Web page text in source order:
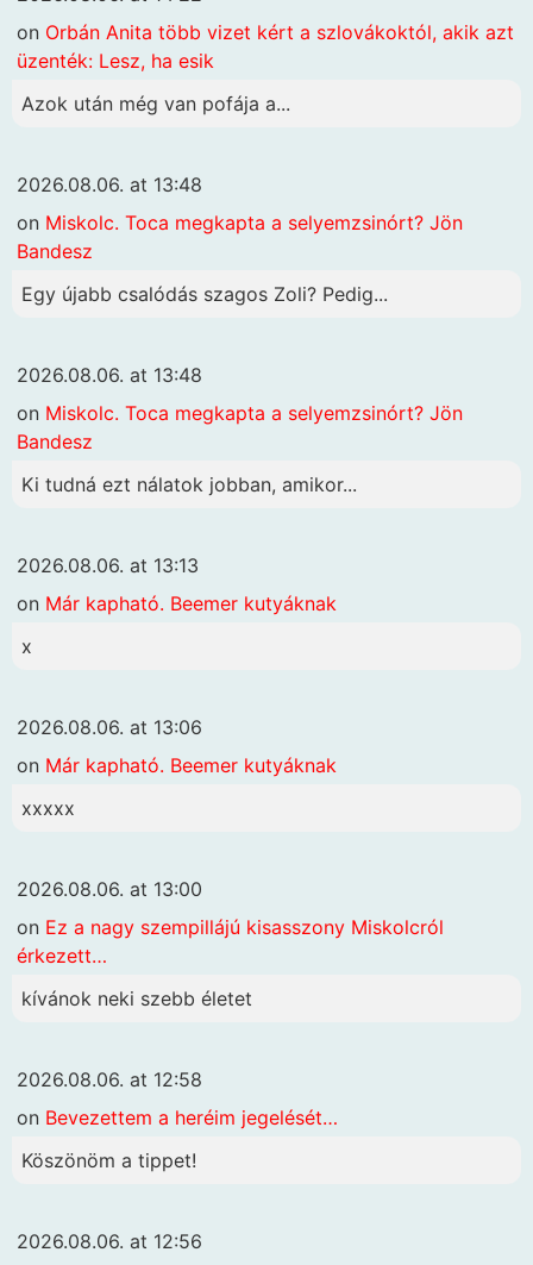
on Orbán Anita több vizet kért a szlovákoktól, akik azt
üzenték: Lesz, ha esik
Azok után még van pofája a...
2026.08.06. at 13:48
on Miskolc. Toca megkapta a selyemzsinórt? Jön
Bandesz
Egy újabb csalódás szagos Zoli? Pedig...
2026.08.06. at 13:48
on Miskolc. Toca megkapta a selyemzsinórt? Jön
Bandesz
Ki tudná ezt nálatok jobban, amikor...
2026.08.06. at 13:13
on Már kapható. Beemer kutyáknak
x
2026.08.06. at 13:06
on Már kapható. Beemer kutyáknak
xxxxx
2026.08.06. at 13:00
on Ez a nagy szempillájú kisasszony Miskolcról
érkezett…
kívánok neki szebb életet
2026.08.06. at 12:58
on Bevezettem a heréim jegelését…
Köszönöm a tippet!
2026.08.06. at 12:56